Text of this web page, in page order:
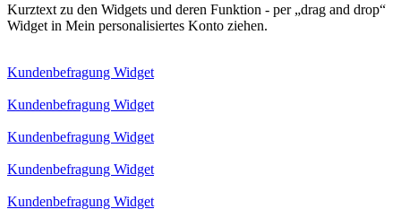
Kurztext zu den Widgets und deren Funktion - per „drag and drop“
Widget in Mein personalisiertes Konto ziehen.
Kundenbefragung Widget
Kundenbefragung Widget
Kundenbefragung Widget
Kundenbefragung Widget
Kundenbefragung Widget